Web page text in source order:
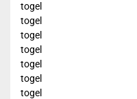
togel
togel
togel
togel
togel
togel
togel